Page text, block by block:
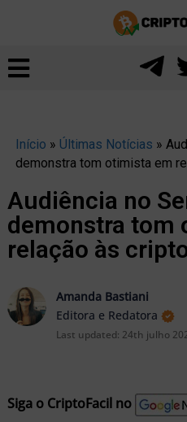
Início » Últimas Notícias »
demonstra tom otimista em
Audiência no
demonstra tom
relação às
Amanda Bastiani
Editora e Redatora
Last updated: 24th julho
Siga o CriptoFacil no